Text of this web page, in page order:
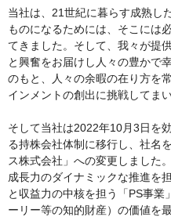
当社は、21世紀に暮らす成熟し
ものになるためには、そこには
てきました。そして、我々が提
と興奮をお届けし人々の豊かで
のもと、人々の余暇の在り方を
インメントの創出に挑戦してま
そして当社は2022年10月3日を
る持株会社体制に移行し、社名
ス株式会社」への変更しました。
成長力のダイナミックな推進を
と収益力の中核を担う「PS事業
ーリー等の知的財産）の価値を